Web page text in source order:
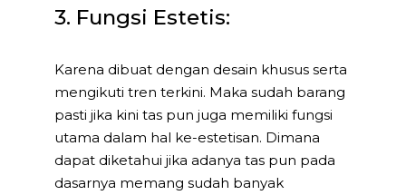
3. Fungsi Estetis:
Karena dibuat dengan desain khusus serta
mengikuti tren terkini. Maka sudah barang
pasti jika kini tas pun juga memiliki fungsi
utama dalam hal ke-estetisan. Dimana
dapat diketahui jika adanya tas pun pada
dasarnya memang sudah banyak